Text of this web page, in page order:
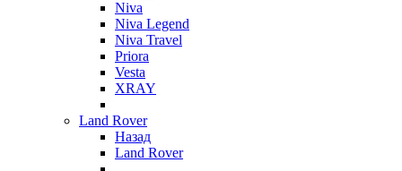
Niva
Niva Legend
Niva Travel
Priora
Vesta
XRAY
Land Rover
Назад
Land Rover